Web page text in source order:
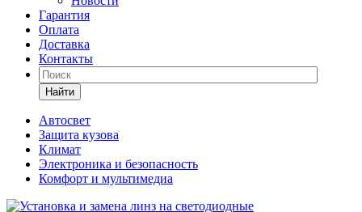
Гарантия
Оплата
Доставка
Контакты
Найти
Автосвет
Защита кузова
Климат
Электроника и безопасность
Комфорт и мультимедиа